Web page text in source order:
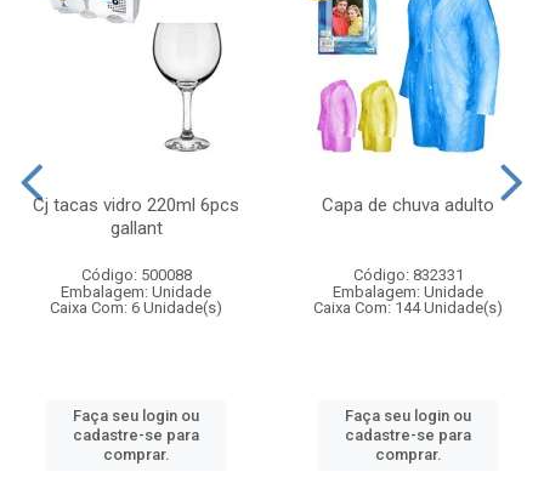
Cj tacas vidro 220ml 6pcs
gallant
Código: 500088
Embalagem: Unidade
Caixa Com: 6 Unidade(s)
Faça seu login ou
cadastre-se para
comprar.
Capa de chuva adulto
Código: 832331
Embalagem: Unidade
Caixa Com: 144 Unidade(s)
Faça seu login ou
cadastre-se para
comprar.